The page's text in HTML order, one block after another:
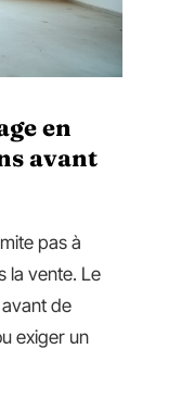
en
avant
pas à
la vente. Le
avant de
exiger un